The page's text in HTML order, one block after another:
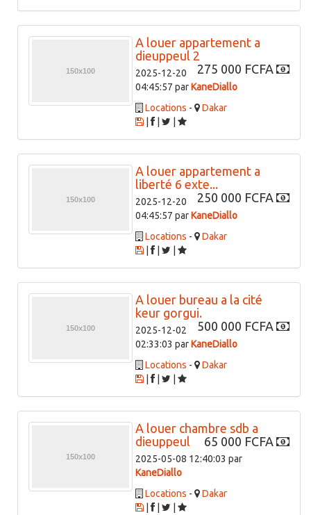
A louer appartement a
dieuppeul 2
275 000 FCFA
2025-12-20
04:45:57 parKaneDiallo
Locations -
Dakar
|
A louer appartement a
liberté 6 exte...
250 000 FCFA
2025-12-20
04:45:57 parKaneDiallo
Locations -
Dakar
|
A louer bureau a la cité
keur gorgui.
500 000 FCFA
2025-12-02
02:33:03 parKaneDiallo
Locations -
Dakar
|
A louer chambre sdb a
dieuppeul
65 000 FCFA
2025-05-08 12:40:03 par
KaneDiallo
Locations -
Dakar
|